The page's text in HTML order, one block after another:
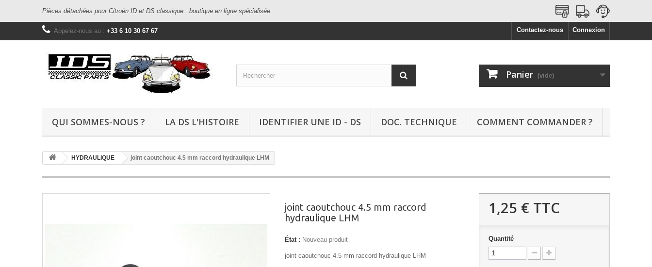
Pièces détachées pour Citroën ID et DS classique : boutique en ligne spécialisée.
Connexion
Contactez-nous
Appelez-nous au : +33 6 10 30 67 67
Panier (vide)
QUI SOMMES-NOUS ? LA DS L'HISTOIRE IDENTIFIER UNE ID - DS DOC. TECHNIQUE COMMENT COMMANDER ?
HYDRAULIQUE joint caoutchouc 4.5 mm raccord hydraulique LHM
joint caoutchouc 4.5 mm raccord
hydraulique LHM
État : Nouveau produit
joint caoutchouc 4.5 mm raccord hydraulique LHM
1,25 € TTC
Quantité